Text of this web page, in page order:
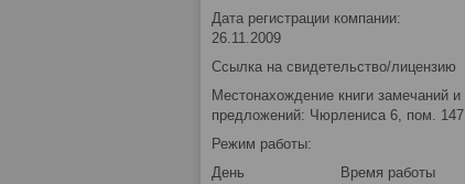
Дата регистрации компании:
26.11.2009
Ссылка на свидетельство/лицензию
Местонахождение книги замечаний и
предложений: Чюрлениса 6, пом. 147
Режим работы:
День
Время работы